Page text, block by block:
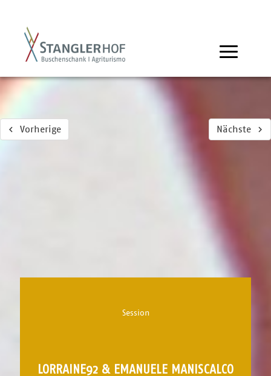
Vorherige Nächste
Session
LORRAINE92 & EMANUELE MANISCALCO